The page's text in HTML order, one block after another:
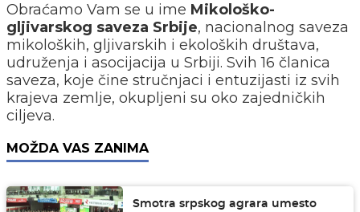
Obraćamo Vam se u ime Mikološko-
gljivarskog saveza Srbije, nacionalnog saveza
mikoloških, gljivarskih i ekoloških društava,
udruženja i asocijacija u Srbiji. Svih 16 članica
saveza, koje čine stručnjaci i entuzijasti iz svih
krajeva zemlje, okupljeni su oko zajedničkih
ciljeva.
MOŽDA VAS ZANIMA
Smotra srpskog agrara umesto